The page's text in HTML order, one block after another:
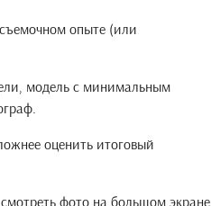
опыте (или
модель с минимальным
оценить итоговый
фото на большом экране